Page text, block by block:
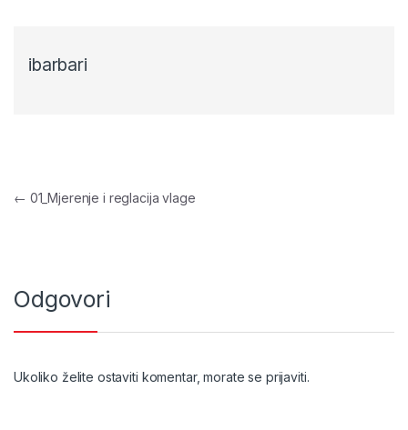
ibarbari
Navigacija objava
← 01_Mjerenje i reglacija vlage
Odgovori
Ukoliko želite ostaviti komentar, morate se prijaviti.